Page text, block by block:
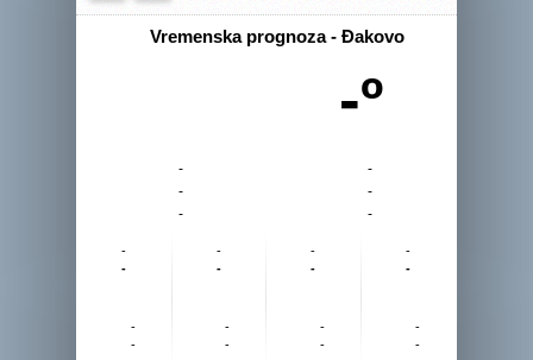
Vremenska prognoza - Đakovo
-º
-
-
-
-
-
-
-
-
-
-
-
-
-
-
-
-
-
-
-
-
-
-